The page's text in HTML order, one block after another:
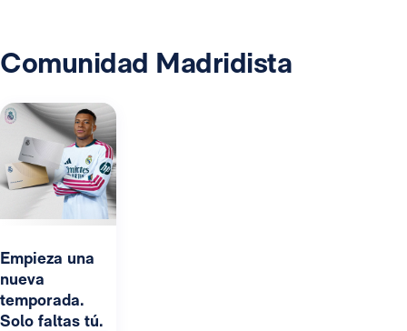
Comunidad Madridista
Empieza una
nueva
temporada.
Solo faltas tú.